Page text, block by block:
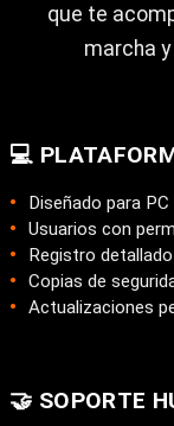
que te
marcha
💻
Diseñado para
Usuarios con
Registro
Copias de
Actualizaciones
🤝 SOPORTE